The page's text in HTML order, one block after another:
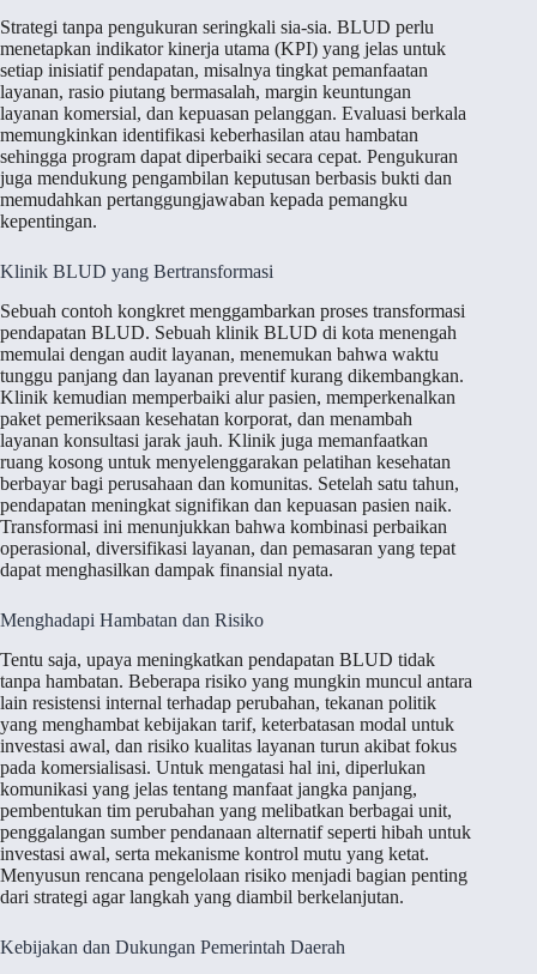
Strategi tanpa pengukuran seringkali sia-sia. BLUD perlu
menetapkan indikator kinerja utama (KPI) yang jelas untuk
setiap inisiatif pendapatan, misalnya tingkat pemanfaatan
layanan, rasio piutang bermasalah, margin keuntungan
layanan komersial, dan kepuasan pelanggan. Evaluasi berkala
memungkinkan identifikasi keberhasilan atau hambatan
sehingga program dapat diperbaiki secara cepat. Pengukuran
juga mendukung pengambilan keputusan berbasis bukti dan
memudahkan pertanggungjawaban kepada pemangku
kepentingan.
Klinik BLUD yang Bertransformasi
Sebuah contoh kongkret menggambarkan proses transformasi
pendapatan BLUD. Sebuah klinik BLUD di kota menengah
memulai dengan audit layanan, menemukan bahwa waktu
tunggu panjang dan layanan preventif kurang dikembangkan.
Klinik kemudian memperbaiki alur pasien, memperkenalkan
paket pemeriksaan kesehatan korporat, dan menambah
layanan konsultasi jarak jauh. Klinik juga memanfaatkan
ruang kosong untuk menyelenggarakan pelatihan kesehatan
berbayar bagi perusahaan dan komunitas. Setelah satu tahun,
pendapatan meningkat signifikan dan kepuasan pasien naik.
Transformasi ini menunjukkan bahwa kombinasi perbaikan
operasional, diversifikasi layanan, dan pemasaran yang tepat
dapat menghasilkan dampak finansial nyata.
Menghadapi Hambatan dan Risiko
Tentu saja, upaya meningkatkan pendapatan BLUD tidak
tanpa hambatan. Beberapa risiko yang mungkin muncul antara
lain resistensi internal terhadap perubahan, tekanan politik
yang menghambat kebijakan tarif, keterbatasan modal untuk
investasi awal, dan risiko kualitas layanan turun akibat fokus
pada komersialisasi. Untuk mengatasi hal ini, diperlukan
komunikasi yang jelas tentang manfaat jangka panjang,
pembentukan tim perubahan yang melibatkan berbagai unit,
penggalangan sumber pendanaan alternatif seperti hibah untuk
investasi awal, serta mekanisme kontrol mutu yang ketat.
Menyusun rencana pengelolaan risiko menjadi bagian penting
dari strategi agar langkah yang diambil berkelanjutan.
Kebijakan dan Dukungan Pemerintah Daerah